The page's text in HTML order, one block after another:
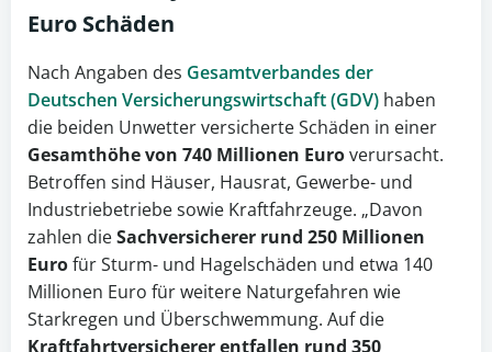
Euro Schäden
Nach Angaben des Gesamtverbandes der
Deutschen Versicherungswirtschaft (GDV) haben
die beiden Unwetter versicherte Schäden in einer
Gesamthöhe von 740 Millionen Euroverursacht.
Betroffen sind Häuser, Hausrat, Gewerbe- und
Industriebetriebe sowie Kraftfahrzeuge. „Davon
zahlen dieSachversicherer rund 250 Millionen
Eurofür Sturm- und Hagelschäden und etwa 140
Millionen Euro für weitere Naturgefahren wie
Starkregen und Überschwemmung. Auf die
Kraftfahrtversicherer entfallen rund 350